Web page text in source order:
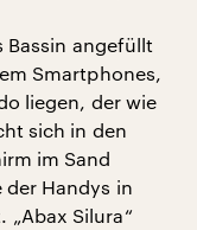
Bassin angefüllt
Smartphones,
liegen, der wie
sich in den
im Sand
Handys in
Silura“